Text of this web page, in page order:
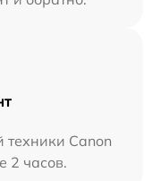
техники Canon
2 часов.